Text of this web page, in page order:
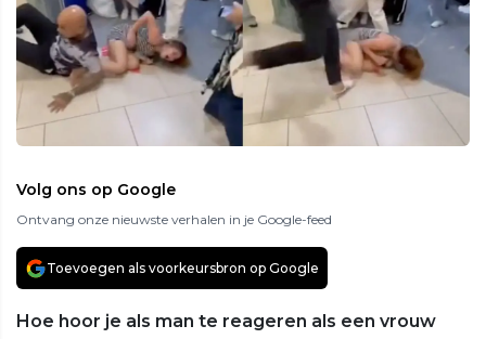
Volg ons op Google
Ontvang onze nieuwste verhalen in je Google-feed
Toevoegen als voorkeursbron op Google
Hoe hoor je als man te reageren als een vrouw